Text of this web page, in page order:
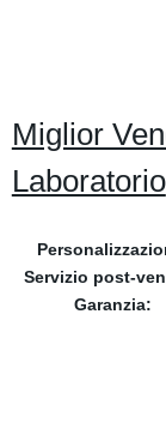
Miglior
Laboratorio
Servizio post-
Garanzia: